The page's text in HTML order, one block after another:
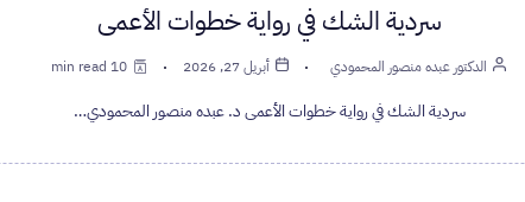
سردية الشك في رواية خطوات الأعمى
الدكتور عبده منصور المحمودي أبريل 27, 2026 10 min read
سردية الشك في رواية خطوات الأعمى د. عبده منصور المحمودي…